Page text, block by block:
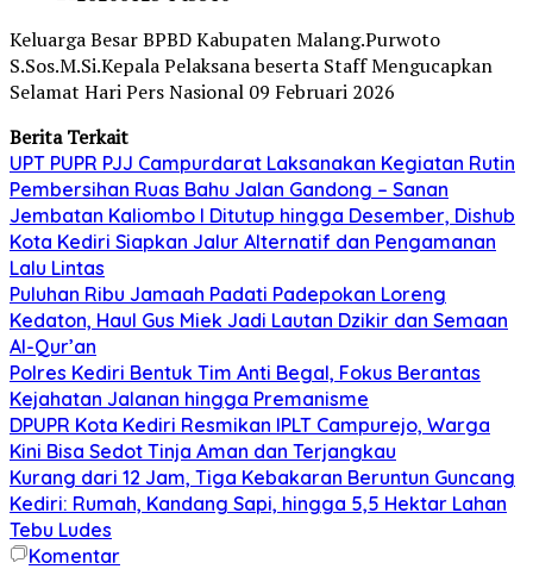
Keluarga Besar BPBD Kabupaten Malang.Purwoto
S.Sos.M.Si.Kepala Pelaksana beserta Staff Mengucapkan
Selamat Hari Pers Nasional 09 Februari 2026
Berita Terkait
UPT PUPR PJJ Campurdarat Laksanakan Kegiatan Rutin
Pembersihan Ruas Bahu Jalan Gandong – Sanan
Jembatan Kaliombo I Ditutup hingga Desember, Dishub
Kota Kediri Siapkan Jalur Alternatif dan Pengamanan
Lalu Lintas
Puluhan Ribu Jamaah Padati Padepokan Loreng
Kedaton, Haul Gus Miek Jadi Lautan Dzikir dan Semaan
Al-Qur’an
Polres Kediri Bentuk Tim Anti Begal, Fokus Berantas
Kejahatan Jalanan hingga Premanisme
DPUPR Kota Kediri Resmikan IPLT Campurejo, Warga
Kini Bisa Sedot Tinja Aman dan Terjangkau
Kurang dari 12 Jam, Tiga Kebakaran Beruntun Guncang
Kediri: Rumah, Kandang Sapi, hingga 5,5 Hektar Lahan
Tebu Ludes
Komentar